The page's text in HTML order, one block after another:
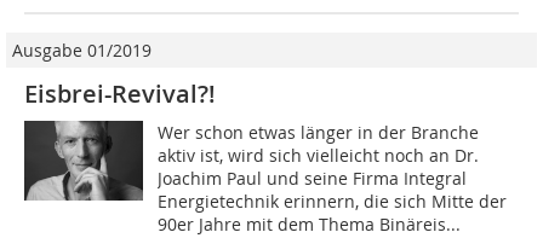
Ausgabe 01/2019
Eisbrei-Revival?!
Wer schon etwas länger in der Branche
aktiv ist, wird sich vielleicht noch an Dr.
Joachim Paul und seine Firma Integral
Energietechnik erinnern, die sich Mitte der
90er Jahre mit dem Thema Binäreis...